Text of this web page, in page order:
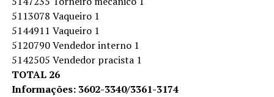
5113078 Vaqueiro 1
5144911 Vaqueiro 1
5120790 Vendedor interno 1
5142505 Vendedor pracista 1
TOTAL 26
Informações: 3602-3340/3361-3174